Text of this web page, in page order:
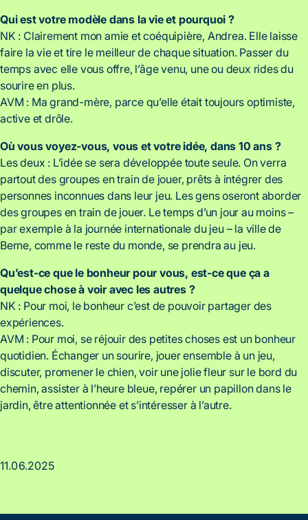
Qui est votre modèle dans la vie et pourquoi ?
NK : Clairement mon amie et coéquipière, Andrea. Elle laisse
faire la vie et tire le meilleur de chaque situation. Passer du
temps avec elle vous offre, l’âge venu, une ou deux rides du
sourire en plus.
AVM : Ma grand-mère, parce qu’elle était toujours optimiste,
active et drôle.
Où vous voyez-vous, vous et votre idée, dans 10 ans ?
Les deux : L’idée se sera développée toute seule. On verra
partout des groupes en train de jouer, prêts à intégrer des
personnes inconnues dans leur jeu. Les gens oseront aborder
des groupes en train de jouer. Le temps d’un jour au moins –
par exemple à la journée internationale du jeu – la ville de
Berne, comme le reste du monde, se prendra au jeu.
Qu’est-ce que le bonheur pour vous, est-ce que ça a
quelque chose à voir avec les autres ?
NK : Pour moi, le bonheur c’est de pouvoir partager des
expériences.
AVM : Pour moi, se réjouir des petites choses est un bonheur
quotidien. Échanger un sourire, jouer ensemble à un jeu,
discuter, promener le chien, voir une jolie fleur sur le bord du
chemin, assister à l’heure bleue, repérer un papillon dans le
jardin, être attentionnée et s’intéresser à l’autre.
11.06.2025